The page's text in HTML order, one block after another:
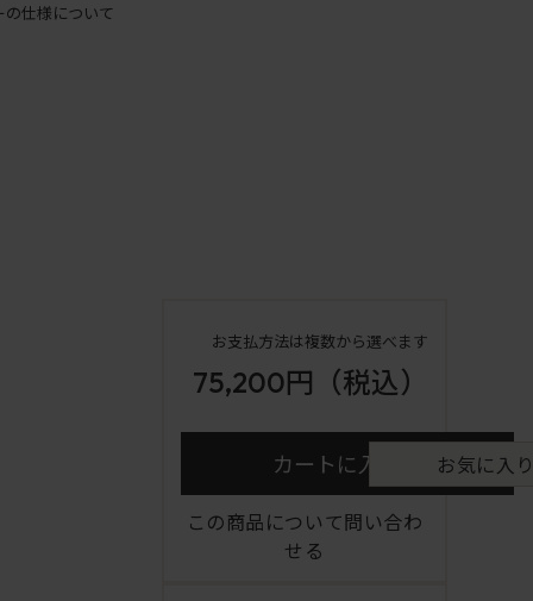
の仕様について
お支払方法は複数から選べます
75,200円 （税込）
カートに入れる お気に入
この商品について問い合わ
せる